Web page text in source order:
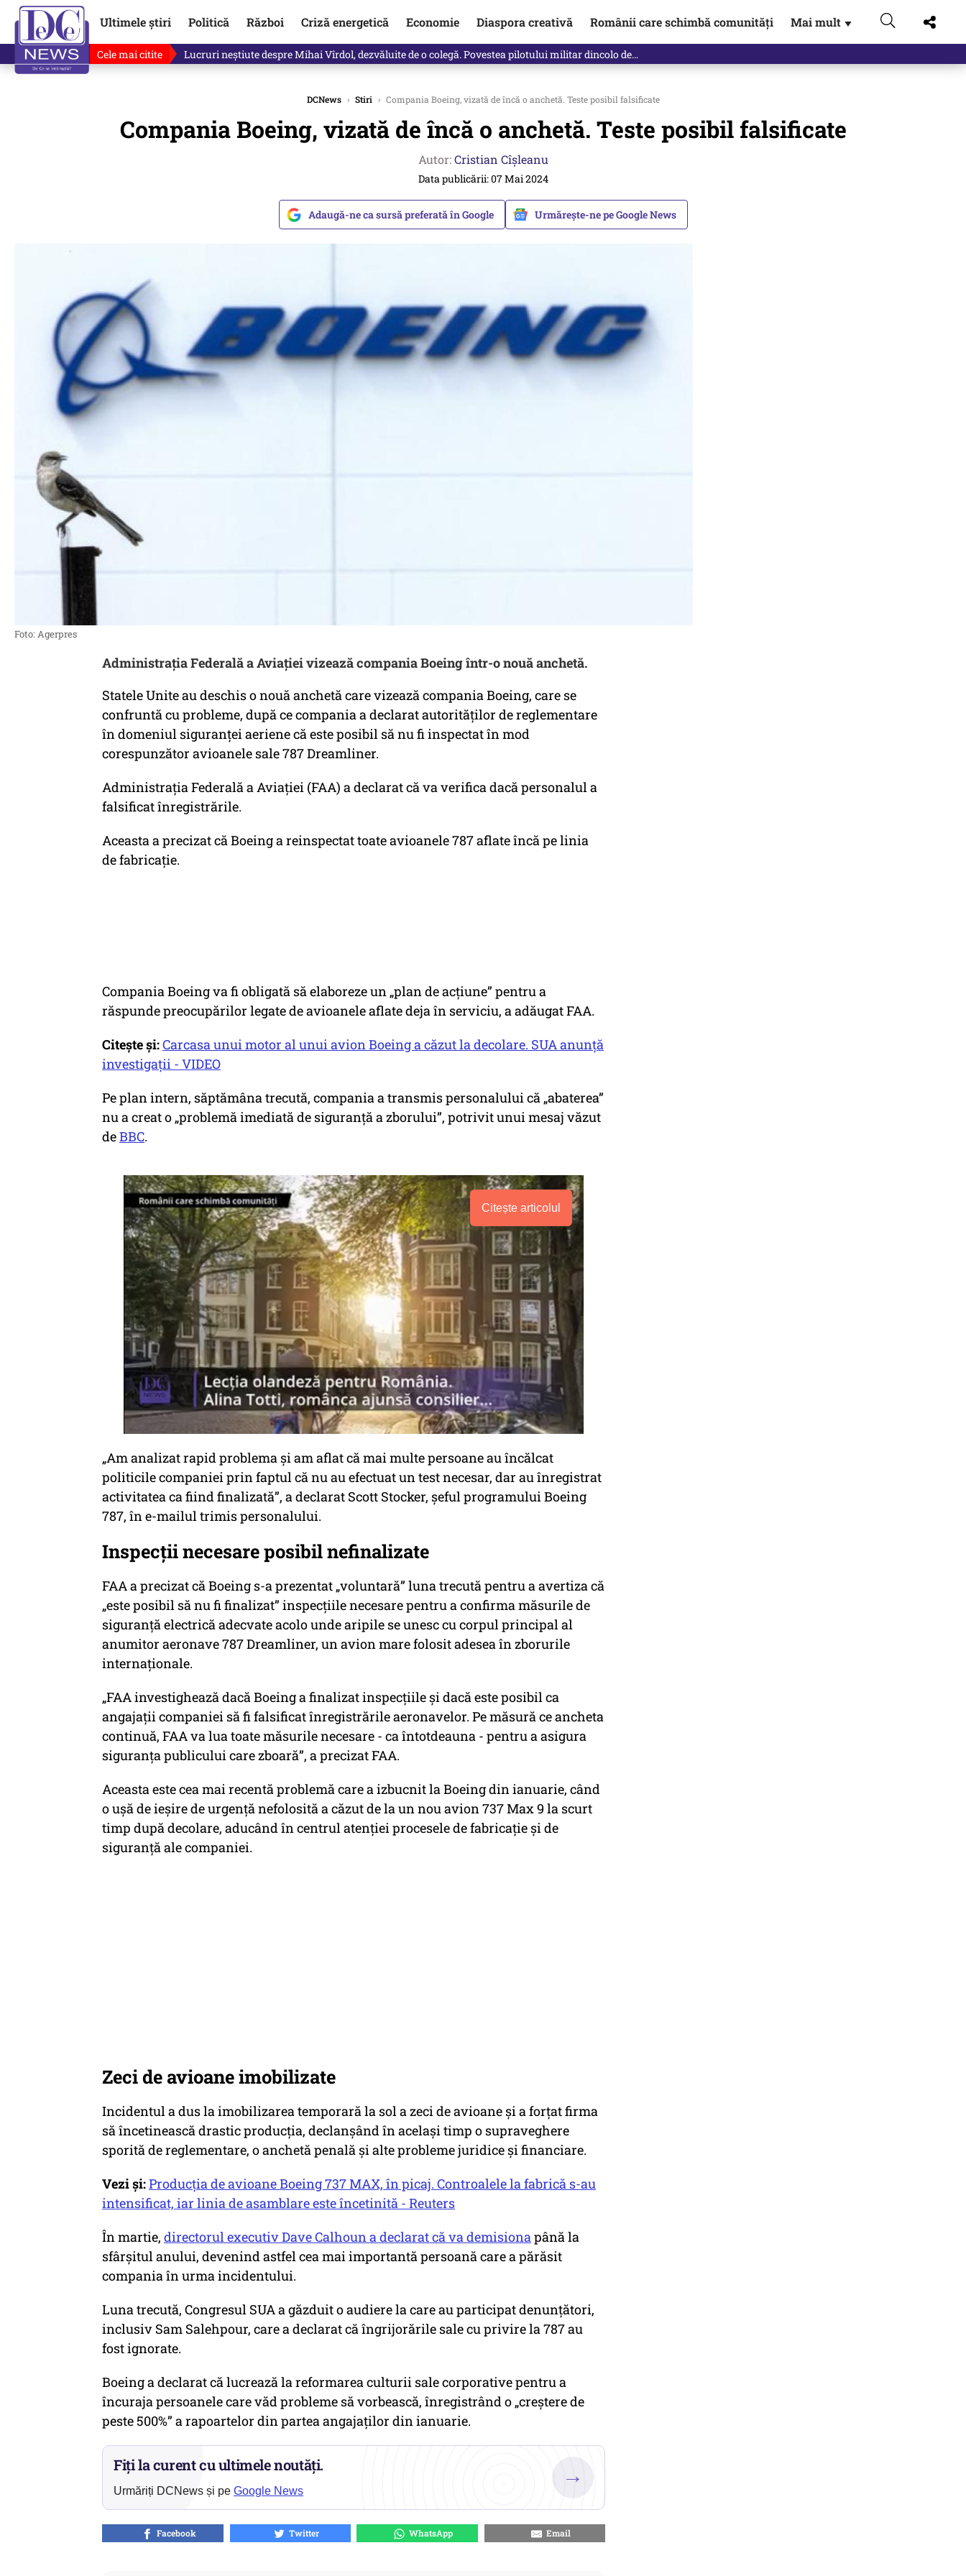
Ultimele știri Politică Război Criză energetică Economie Diaspora creativă Românii care schimbă comunități Mai mult ▼
Cele mai citite „Mă uit și sper să nu fie adevărat ce se întâmplă!“ Propunerea Oanei Gheorghiu care l-a uluit pe Eugen…
DCNews › Stiri › Compania Boeing, vizată de încă o anchetă. Teste posibil falsificate
Compania Boeing, vizată de încă o anchetă. Teste posibil falsificate
Autor:Cristian Cîșleanu
Data publicării: 07 Mai 2024
Adaugă-ne ca sursă preferată în Google Urmărește-ne pe Google News
Foto: Agerpres
Administrația Federală a Aviației vizează compania Boeing într-o nouă anchetă.
Statele Unite au deschis o nouă anchetă care vizează compania Boeing, care se
confruntă cu probleme, după ce compania a declarat autorităților de reglementare
în domeniul siguranței aeriene că este posibil să nu fi inspectat în mod
corespunzător avioanele sale 787 Dreamliner.
Administrația Federală a Aviației (FAA) a declarat că va verifica dacă personalul a
falsificat înregistrările.
Aceasta a precizat că Boeing a reinspectat toate avioanele 787 aflate încă pe linia
de fabricație.
Compania Boeing va fi obligată să elaboreze un „plan de acțiune” pentru a
răspunde preocupărilor legate de avioanele aflate deja în serviciu, a adăugat FAA.
Citește și:Carcasa unui motor al unui avion Boeing a căzut la decolare. SUA anunță
investigații - VIDEO
Pe plan intern, săptămâna trecută, compania a transmis personalului că „abaterea”
nu a creat o „problemă imediată de siguranță a zborului”, potrivit unui mesaj văzut
deBBC.
Citește articolul
„Am analizat rapid problema și am aflat că mai multe persoane au încălcat
politicile companiei prin faptul că nu au efectuat un test necesar, dar au înregistrat
activitatea ca fiind finalizată”, a declarat Scott Stocker, șeful programului Boeing
787, în e-mailul trimis personalului.
Inspecții necesare posibil nefinalizate
FAA a precizat că Boeing s-a prezentat „voluntară” luna trecută pentru a avertiza că
„este posibil să nu fi finalizat” inspecțiile necesare pentru a confirma măsurile de
siguranță electrică adecvate acolo unde aripile se unesc cu corpul principal al
anumitor aeronave 787 Dreamliner, un avion mare folosit adesea în zborurile
internaționale.
„FAA investighează dacă Boeing a finalizat inspecțiile și dacă este posibil ca
angajații companiei să fi falsificat înregistrările aeronavelor. Pe măsură ce ancheta
continuă, FAA va lua toate măsurile necesare - ca întotdeauna - pentru a asigura
siguranța publicului care zboară”, a precizat FAA.
Aceasta este cea mai recentă problemă care a izbucnit la Boeing din ianuarie, când
o ușă de ieșire de urgență nefolosită a căzut de la un nou avion 737 Max 9 la scurt
timp după decolare, aducând în centrul atenției procesele de fabricație și de
siguranță ale companiei.
Zeci de avioane imobilizate
Incidentul a dus la imobilizarea temporară la sol a zeci de avioane și a forțat firma
să încetinească drastic producția, declanșând în același timp o supraveghere
sporită de reglementare, o anchetă penală și alte probleme juridice și financiare.
Vezi și:Producția de avioane Boeing 737 MAX, în picaj. Controalele la fabrică s-au
intensificat, iar linia de asamblare este încetinită - Reuters
În martie, directorul executiv Dave Calhoun a declarat că va demisionapână la
sfârșitul anului, devenind astfel cea mai importantă persoană care a părăsit
compania în urma incidentului.
Luna trecută, Congresul SUA a găzduit o audiere la care au participat denunțători,
inclusiv Sam Salehpour, care a declarat că îngrijorările sale cu privire la 787 au
fost ignorate.
Boeing a declarat că lucrează la reformarea culturii sale corporative pentru a
încuraja persoanele care văd probleme să vorbească, înregistrând o „creștere de
peste 500%” a rapoartelor din partea angajaților din ianuarie.
Fiți la curent cu ultimele noutăți.
Urmăriți DCNews și pe Google News
→
Facebook Twitter WhatsApp Email